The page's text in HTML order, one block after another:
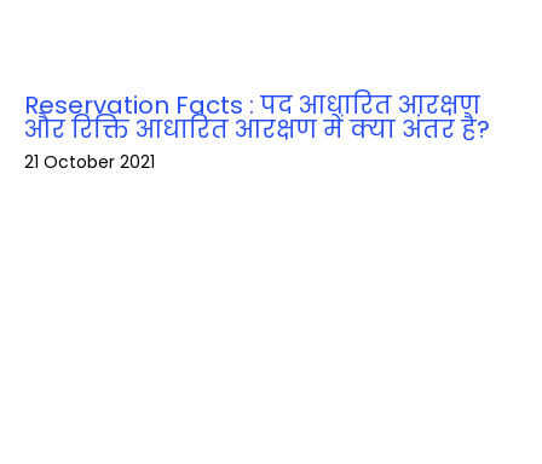
Reservation Facts : पद आधारित आरक्षण
और रिक्ति आधारित आरक्षण में क्या अंतर है?
21 October 2021